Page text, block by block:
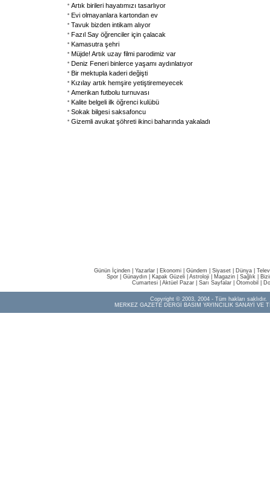
Artık birileri hayatımızı tasarlıyor
Evi olmayanlara kartondan ev
Tavuk bizden intikam alıyor
Fazıl Say öğrenciler için çalacak
Kamasutra şehri
Müjde! Artık uzay filmi parodimiz var
Deniz Feneri binlerce yaşamı aydınlatıyor
Bir mektupla kaderi değişti
Kızılay artık hemşire yetiştiremeyecek
Amerikan futbolu turnuvası
Kalite belgeli ilk öğrenci kulübü
Sokak bilgesi saksafoncu
Gizemli avukat şöhreti ikinci baharında yakaladı
Günün İçinden Yazarlar Ekonomi Gündem Siyaset Dünya |
Spor
Günaydın Kapak Güzeli Astroloji Magazin Sağlık
Cumartesi| Aktüel Pazar| Sarı Sayfalar| Otomobil
Copyright © 2003, 2004 - Tüm hakları saklıdır.
MERKEZ GAZETE DERGİ BASIM YAYINCILIK SANAYİ VE